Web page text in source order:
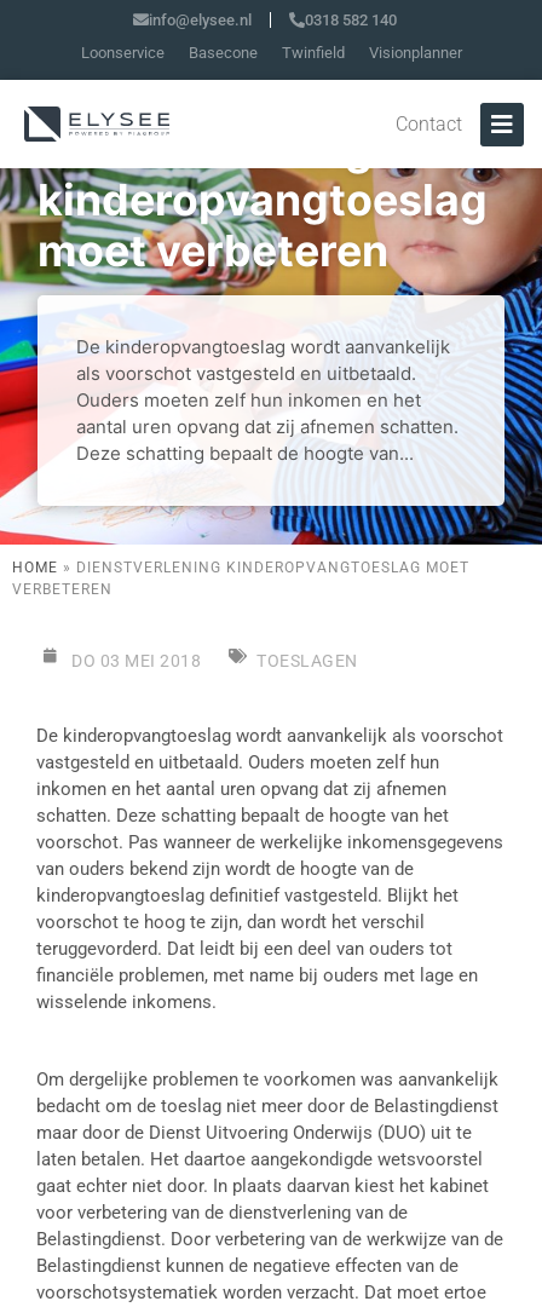
info@elysee.nl
0318 582 140
Loonservice
Basecone Twinfield Visionplanner
Contact
Dienstverlening
kinderopvangtoeslag
moet verbeteren
De kinderopvangtoeslag wordt aanvankelijk
als voorschot vastgesteld en uitbetaald.
Ouders moeten zelf hun inkomen en het
aantal uren opvang dat zij afnemen schatten.
Deze schatting bepaalt de hoogte van...
HOME » DIENSTVERLENING KINDEROPVANGTOESLAG MOET
VERBETEREN
DO 03 MEI 2018 TOESLAGEN
De kinderopvangtoeslag wordt aanvankelijk als voorschot
vastgesteld en uitbetaald. Ouders moeten zelf hun
inkomen en het aantal uren opvang dat zij afnemen
schatten. Deze schatting bepaalt de hoogte van het
voorschot. Pas wanneer de werkelijke inkomensgegevens
van ouders bekend zijn wordt de hoogte van de
kinderopvangtoeslag definitief vastgesteld. Blijkt het
voorschot te hoog te zijn, dan wordt het verschil
teruggevorderd. Dat leidt bij een deel van ouders tot
financiële problemen, met name bij ouders met lage en
wisselende inkomens.
Om dergelijke problemen te voorkomen was aanvankelijk
bedacht om de toeslag niet meer door de Belastingdienst
maar door de Dienst Uitvoering Onderwijs (DUO) uit te
laten betalen. Het daartoe aangekondigde wetsvoorstel
gaat echter niet door. In plaats daarvan kiest het kabinet
voor verbetering van de dienstverlening van de
Belastingdienst. Door verbetering van de werkwijze van de
Belastingdienst kunnen de negatieve effecten van de
voorschotsystematiek worden verzacht. Dat moet ertoe